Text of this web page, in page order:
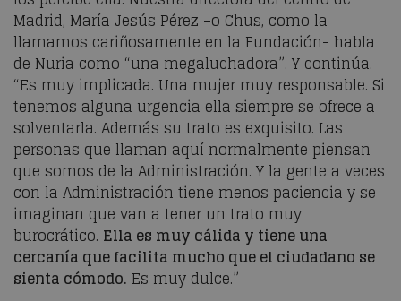
Madrid, María Jesús Pérez –o Chus, como la
llamamos cariñosamente en la Fundación- habla
de Nuria como “una megaluchadora”. Y continúa.
“Es muy implicada. Una mujer muy responsable. Si
tenemos alguna urgencia ella siempre se ofrece a
solventarla. Además su trato es exquisito. Las
personas que llaman aquí normalmente piensan
que somos de la Administración. Y la gente a veces
con la Administración tiene menos paciencia y se
imaginan que van a tener un trato muy
burocrático. Ella es muy cálida y tiene una
cercanía que facilita mucho que el ciudadano se
sienta cómodo. Es muy dulce.”